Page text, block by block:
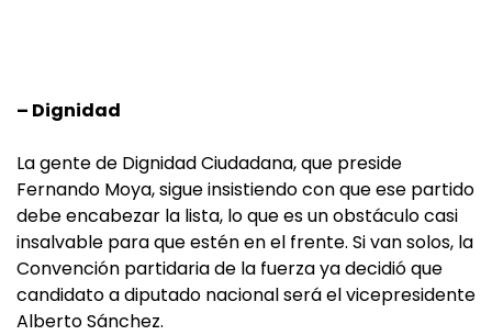
– Dignidad
La gente de Dignidad Ciudadana, que preside
Fernando Moya, sigue insistiendo con que ese partido
debe encabezar la lista, lo que es un obstáculo casi
insalvable para que estén en el frente. Si van solos, la
Convención partidaria de la fuerza ya decidió que
candidato a diputado nacional será el vicepresidente
Alberto Sánchez.